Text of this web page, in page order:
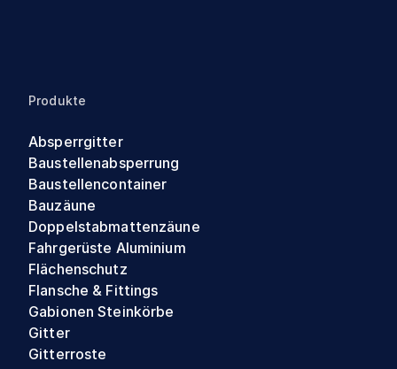
Produkte
Absperrgitter
Baustellenabsperrung
Baustellencontainer
Bauzäune
Doppelstabmattenzäune
Fahrgerüste Aluminium
Flächenschutz
Flansche & Fittings
Gabionen Steinkörbe
Gitter
Gitterroste